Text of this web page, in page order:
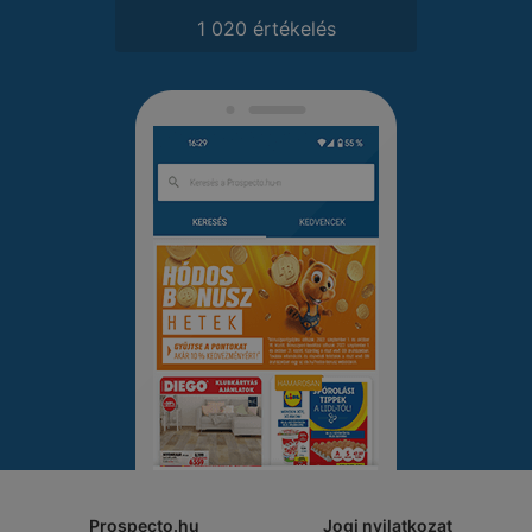
1 020 értékelés
Prospecto.hu Jogi nyilatkozat